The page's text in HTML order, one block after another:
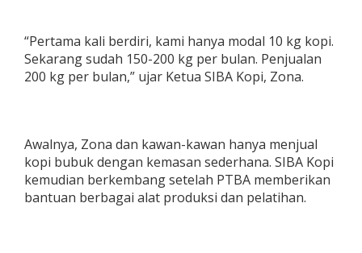
“Pertama kali berdiri, kami hanya modal 10 kg kopi.
Sekarang sudah 150-200 kg per bulan. Penjualan
200 kg per bulan,” ujar Ketua SIBA Kopi, Zona.
Awalnya, Zona dan kawan-kawan hanya menjual
kopi bubuk dengan kemasan sederhana. SIBA Kopi
kemudian berkembang setelah PTBA memberikan
bantuan berbagai alat produksi dan pelatihan.